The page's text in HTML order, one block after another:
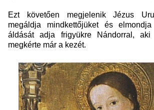
Ezt követően megjelenik Jézus
megáldja mindkettőjüket és
áldását adja frigyükre Nándorral, aki
megkérte már a kezét.